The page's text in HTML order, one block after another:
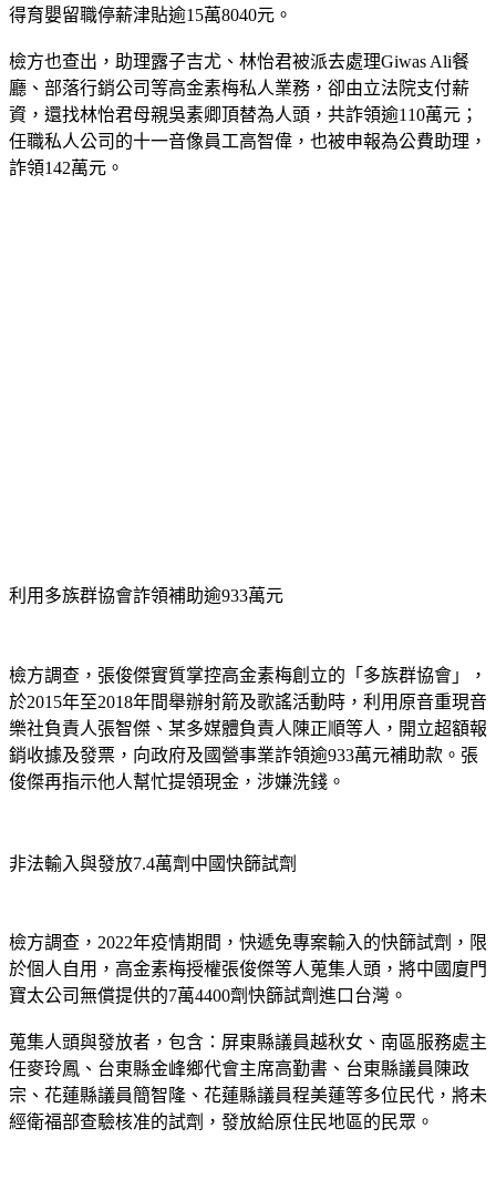
得育嬰留職停薪津貼逾15萬8040元。
檢方也查出，助理露子吉尤、林怡君被派去處理Giwas Ali餐
廳、部落行銷公司等高金素梅私人業務，卻由立法院支付薪
資，還找林怡君母親吳素卿頂替為人頭，共詐領逾110萬元；
任職私人公司的十一音像員工高智偉，也被申報為公費助理，
詐領142萬元。
利用多族群協會詐領補助逾933萬元
檢方調查，張俊傑實質掌控高金素梅創立的「多族群協會」，
於2015年至2018年間舉辦射箭及歌謠活動時，利用原音重現音
樂社負責人張智傑、某多媒體負責人陳正順等人，開立超額報
銷收據及發票，向政府及國營事業詐領逾933萬元補助款。張
俊傑再指示他人幫忙提領現金，涉嫌洗錢。
非法輸入與發放7.4萬劑中國快篩試劑
檢方調查，2022年疫情期間，快遞免專案輸入的快篩試劑，限
於個人自用，高金素梅授權張俊傑等人蒐集人頭，將中國廈門
寶太公司無償提供的7萬4400劑快篩試劑進口台灣。
蒐集人頭與發放者，包含：屏東縣議員越秋女、南區服務處主
任麥玲鳳、台東縣金峰鄉代會主席高勤書、台東縣議員陳政
宗、花蓮縣議員簡智隆、花蓮縣議員程美蓮等多位民代，將未
經衛福部查驗核准的試劑，發放給原住民地區的民眾。